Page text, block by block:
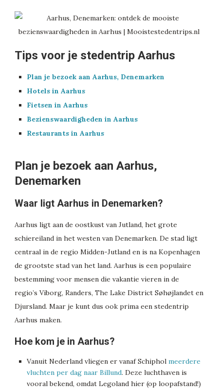
Tips voor je stedentrip Aarhus
Plan je bezoek aan Aarhus, Denemarken
Hotels in Aarhus
Fietsen in Aarhus
Bezienswaardigheden in Aarhus
Restaurants in Aarhus
Plan je bezoek aan Aarhus,
Denemarken
Waar ligt Aarhus in Denemarken?
Aarhus ligt aan de oostkust van Jutland, het grote
schiereiland in het westen van Denemarken. De stad ligt
centraal in de regio Midden-Jutland en is na Kopenhagen
de grootste stad van het land. Aarhus is een populaire
bestemming voor mensen die vakantie vieren in de
regio’s Viborg, Randers, The Lake District Søhøjlandet en
Djursland. Maar je kunt dus ook prima een stedentrip
Aarhus maken.
Hoe kom je in Aarhus?
Vanuit Nederland vliegen er vanaf Schiphol meerdere
vluchten per dag naar Billund. Deze luchthaven is
vooral bekend, omdat Legoland hier (op loopafstand!)